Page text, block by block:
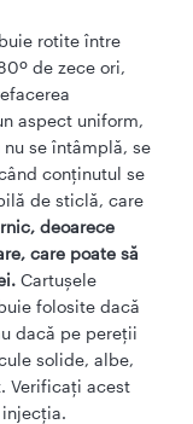
rotite între
de zece ori,
aspect uniform,
se întâmplă, se
conţinutul se
de sticlă, care
deoarece
care poate să
Cartuşele
folosite dacă
dacă pe pereţii
solide, albe,
Verificaţi acest